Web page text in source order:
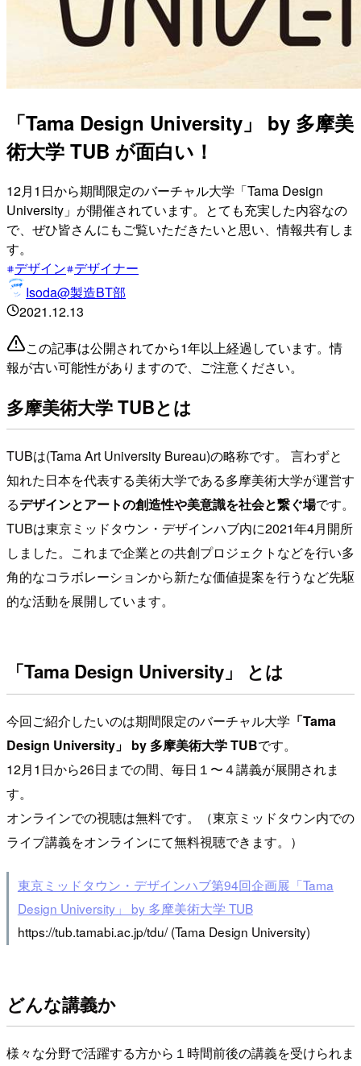
「Tama Design University」 by 多摩美
術大学 TUB が面白い！
12月1日から期間限定のバーチャル大学「Tama Design
University」が開催されています。とても充実した内容なの
で、ぜひ皆さんにもご覧いただきたいと思い、情報共有しま
す。
デザイン デザイナー
Isoda@製造BT部
2021.12.13
この記事は公開されてから1年以上経過しています。情
報が古い可能性がありますので、ご注意ください。
多摩美術大学 TUBとは
TUBは(Tama Art University Bureau)の略称です。 言わずと
知れた日本を代表する美術大学である多摩美術大学が運営す
るデザインとアートの創造性や美意識を社会と繋ぐ場です。
TUBは東京ミッドタウン・デザインハブ内に2021年4月開所
しました。これまで企業との共創プロジェクトなどを行い多
角的なコラボレーションから新たな価値提案を行うなど先駆
的な活動を展開しています。
「Tama Design University」 とは
今回ご紹介したいのは期間限定のバーチャル大学 「Tama
Design University」 by 多摩美術大学 TUBです。
12月1日から26日までの間、毎日１〜４講義が展開されま
す。
オンラインでの視聴は無料です。（東京ミッドタウン内での
ライブ講義をオンラインにて無料視聴できます。）
東京ミッドタウン・デザインハブ第94回企画展「Tama
Design University」 by 多摩美術大学 TUB
https://tub.tamabi.ac.jp/tdu/ (Tama Design University)
どんな講義か
様々な分野で活躍する方から１時間前後の講義を受けられま